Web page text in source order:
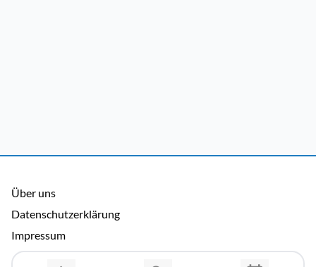
Über uns
Datenschutzerklärung
Impressum